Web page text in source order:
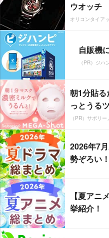
ウオッチ
オリコンタイア
自販機
（PR）ジハ
朝1分貼
っとうる
（PR）サボリー
2026年7
勢ぞろい！
【夏アニ
挙紹介！